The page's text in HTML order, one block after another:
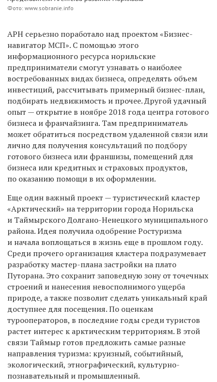
Фото: www.sobranie.info
АРН серьезно поработало над проектом «Бизнес-
навигатор МСП». С помощью этого
информационного ресурса норильские
предприниматели смогут узнавать о наиболее
востребованных видах бизнеса, определять объем
инвестиций, рассчитывать примерный бизнес-план,
подбирать недвижимость и прочее. Другой удачный
опыт — открытие в ноябре 2018 года центра готового
бизнеса и франчайзинга. Там предприниматель
может обратиться посредством удаленной связи или
лично для получения консультаций по подбору
готового бизнеса или франшизы, помещений для
бизнеса или кредитных и страховых продуктов,
по оказанию помощи в их оформлении.
Еще один важный проект — туристический кластер
«Арктический» на территории города Норильска
и Таймырского Долгано-Ненецкого муниципального
района. Идея получила одобрение Ростуризма
и начала воплощаться в жизнь еще в прошлом году.
Среди прочего организация кластера подразумевает
разработку мастер-плана застройки на плато
Путорана. Это сохранит заповедную зону от точечных
строений и нанесения невосполнимого ущерба
природе, а также позволит сделать уникальный край
доступнее для посещения. По оценкам
турооператоров, в последние годы среди туристов
растет интерес к арктическим территориям. В этой
связи Таймыр готов предложить самые разные
направления туризма: круизный, событийный,
экологический, этнографический, культурно-
познавательный и промышленный.